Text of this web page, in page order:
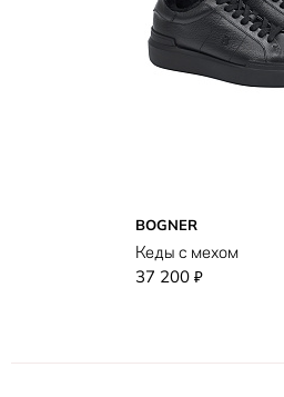
BOGNER
Кеды с мехом
37 200 ₽